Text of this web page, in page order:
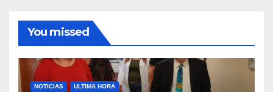
You missed
NOTICIAS ULTIMA HORA